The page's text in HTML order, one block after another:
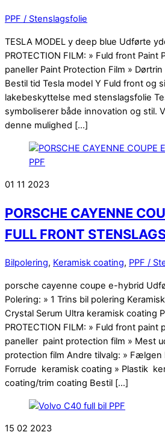
PPF / Stenslagsfolie
TESLA MODEL y deep blue Udførte
PROTECTION FILM: » Fuld front Paint
paneller Paint Protection Film »
Bestil tid Tesla model Y Fuld front og
lakebeskyttelse med stenslagsfolie
symboliserer både innovation og stil.
denne mulighed […]
01 11 2023
PORSCHE CAYENNE
FULL FRONT
Bilpolering, Keramisk coating, PPF /
porsche cayenne coupe e-hybrid
Polering: » 1 Trins bil polering
Crystal Serum Ultra keramisk coating
PROTECTION FILM: » Fuld front paint
paneller paint protection film » Mest
protection film Andre tilvalg: » Fælgen
Forrude keramisk coating » Plastik
coating/trim coating Bestil […]
15 02 2023